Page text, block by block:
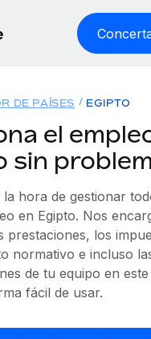
global
las nóminas de forma
of Record
en todo el mundo sin
MUNDIAL
de países
el soporte del empleo global
estatal de EE. UU.
la contratación en todos los
Y CALCULADORAS
del riesgo de
el riesgo de clasificación
DE PAÍSES EGIPTO
el
sin
hora de gestionar
en Egipto. Nos
prestaciones, los
normativo e incluso
de tu equipo en
fácil de usar.